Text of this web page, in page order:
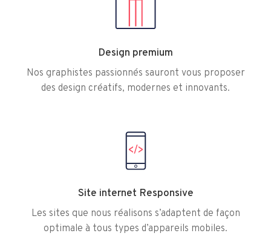
Design premium
Nos graphistes passionnés sauront vous proposer
des design créatifs, modernes et innovants.
Site internet Responsive
Les sites que nous réalisons s’adaptent de façon
optimale à tous types d’appareils mobiles.